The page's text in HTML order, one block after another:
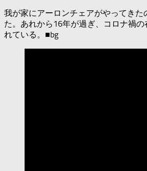
我が家にアーロンチェアがやってき
た。あれから16年が過ぎ、コロナ禍
れている。■bg